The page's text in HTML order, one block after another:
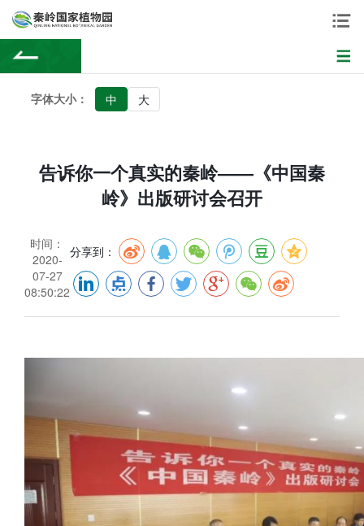
字体大小： 中 大
告诉你一个真实的秦岭——《中国秦
岭》出版研讨会召开
时间：
2020-
07-27
08:50:22
分享到：